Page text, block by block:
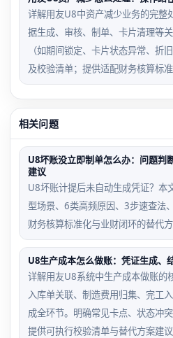
详解用友U8中资产减少业务的完整
据生成、审核、制单、卡片清理等
（如期间锁定、卡片状态异常、折
及校验清单；提供适配财务核算标
相关问题
U8坏账没立即制单怎么办：问题判
建议
U8坏账计提后未自动生成凭证？本
型场景、6类高频原因、3步速查法
财务核算标准化与业财闭环的替代方
U8生产成本怎么做账：凭证生成、
详解用友U8系统中生产成本做账
入库单关联、制造费用归集、完工
成全环节。明确常见卡点、状态冲
提供可执行校验清单与替代方案建议